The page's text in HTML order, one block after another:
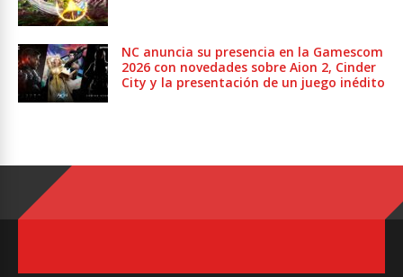
NC anuncia su presencia en la Gamescom
2026 con novedades sobre Aion 2, Cinder
City y la presentación de un juego inédito